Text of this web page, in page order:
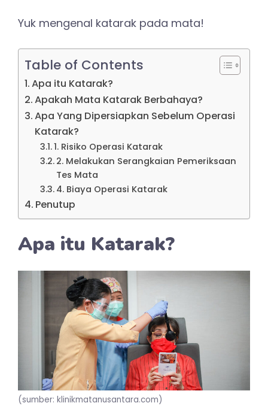
Yuk mengenal katarak pada mata!
Table of Contents
Apa itu Katarak?
Apakah Mata Katarak Berbahaya?
Apa Yang Dipersiapkan Sebelum Operasi
Katarak?
1. Risiko Operasi Katarak
2. Melakukan Serangkaian Pemeriksaan
Tes Mata
4. Biaya Operasi Katarak
Penutup
Apa itu Katarak?
(sumber: klinikmatanusantara.com)